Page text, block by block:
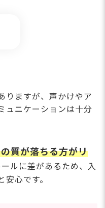
りますが、声かけやア
ュニケーションは十分
質が落ちる方がリ
ルに差があるため、入
心です。